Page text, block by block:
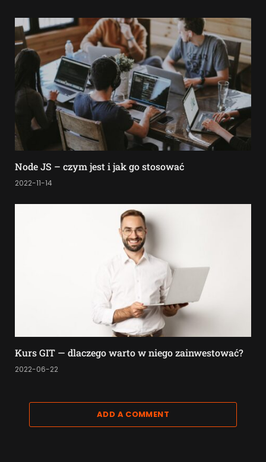
Node JS – czym jest i jak go stosować
2022-11-14
Kurs GIT — dlaczego warto w niego zainwestować?
2022-06-22
ADD A COMMENT